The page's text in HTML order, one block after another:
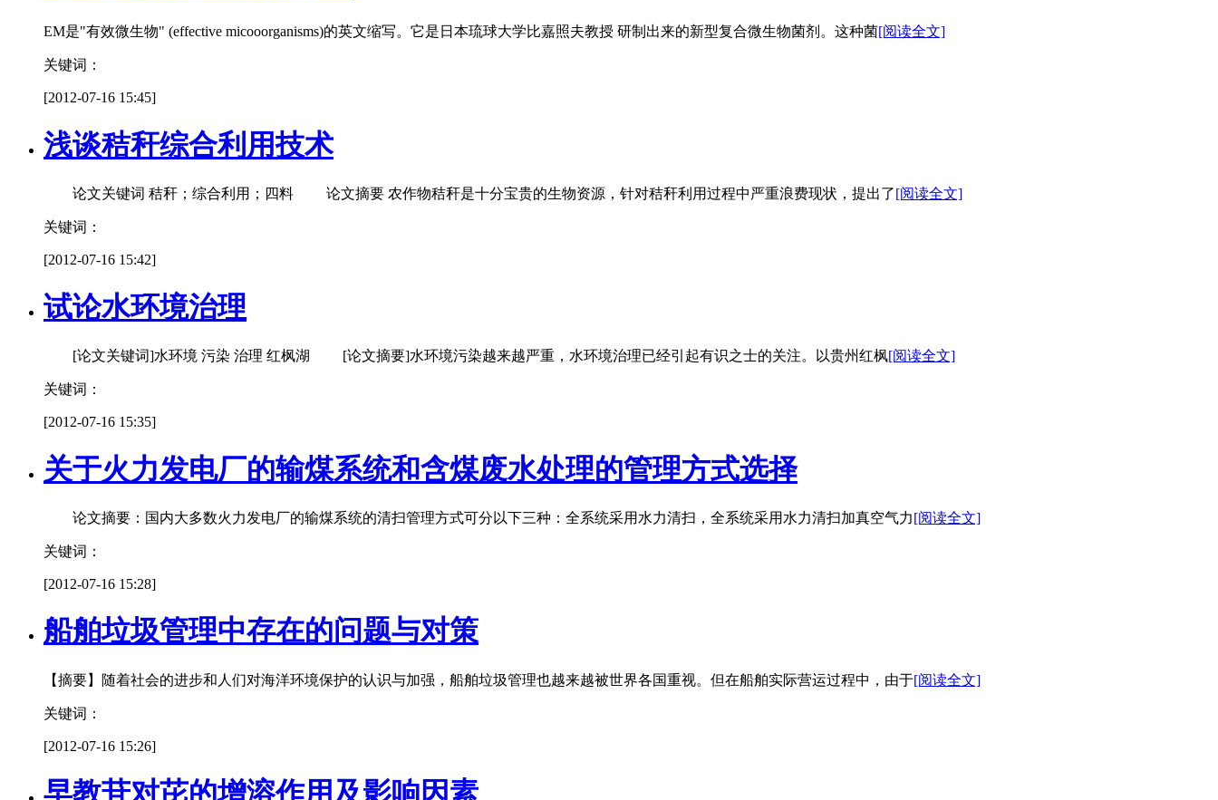
EM是"有效微生物" (effective micooorganisms)的英文缩写。它是日本琉球大学比嘉照夫教授 研制出来的新型复合微生物菌剂。这种菌[阅读全文]
关键词：
[2012-07-16 15:45]
浅谈秸秆综合利用技术
论文关键词 秸秆；综合利用；四料 论文摘要 农作物秸秆是十分宝贵的生物资源，针对秸秆利用过程中严重浪费现状，提出了[阅读全文]
关键词：
[2012-07-16 15:42]
试论水环境治理
[论文关键词]水环境 污染 治理 红枫湖 [论文摘要]水环境污染越来越严重，水环境治理已经引起有识之士的关注。以贵州红枫[阅读全文]
关键词：
[2012-07-16 15:35]
关于火力发电厂的输煤系统和含煤废水处理的管理方式选择
论文摘要：国内大多数火力发电厂的输煤系统的清扫管理方式可分以下三种：全系统采用水力清扫，全系统采用水力清扫加真空气力[阅读全文]
关键词：
[2012-07-16 15:28]
船舶垃圾管理中存在的问题与对策
【摘要】随着社会的进步和人们对海洋环境保护的认识与加强，船舶垃圾管理也越来越被世界各国重视。但在船舶实际营运过程中，由于[阅读全文]
关键词：
[2012-07-16 15:26]
早教苷对芘的增溶作用及影响因素